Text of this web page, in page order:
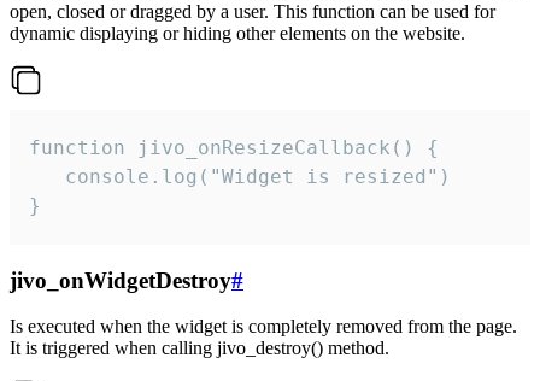
open, closed or dragged by a user. This function can be used for
dynamic displaying or hiding other elements on the website.
function jivo_onResizeCallback() {
   console.log("Widget is resized")
}
jivo_onWidgetDestroy#
Is executed when the widget is completely removed from the page.
It is triggered when calling jivo_destroy() method.